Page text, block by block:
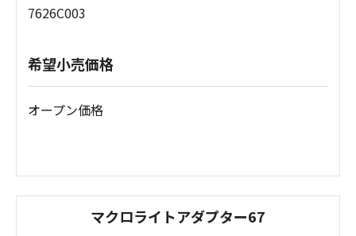
7626C003
希望小売価格
オープン価格
マクロライトアダプター67